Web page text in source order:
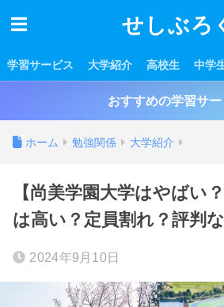
せしぶろ
学習サービス 大学紹介 高校生 中学
おすすめの学習サー
ホーム 勉強関係 大学紹介
【尚美学園大学はやばい
は高い？定員割れ？評判
2024年9月10日